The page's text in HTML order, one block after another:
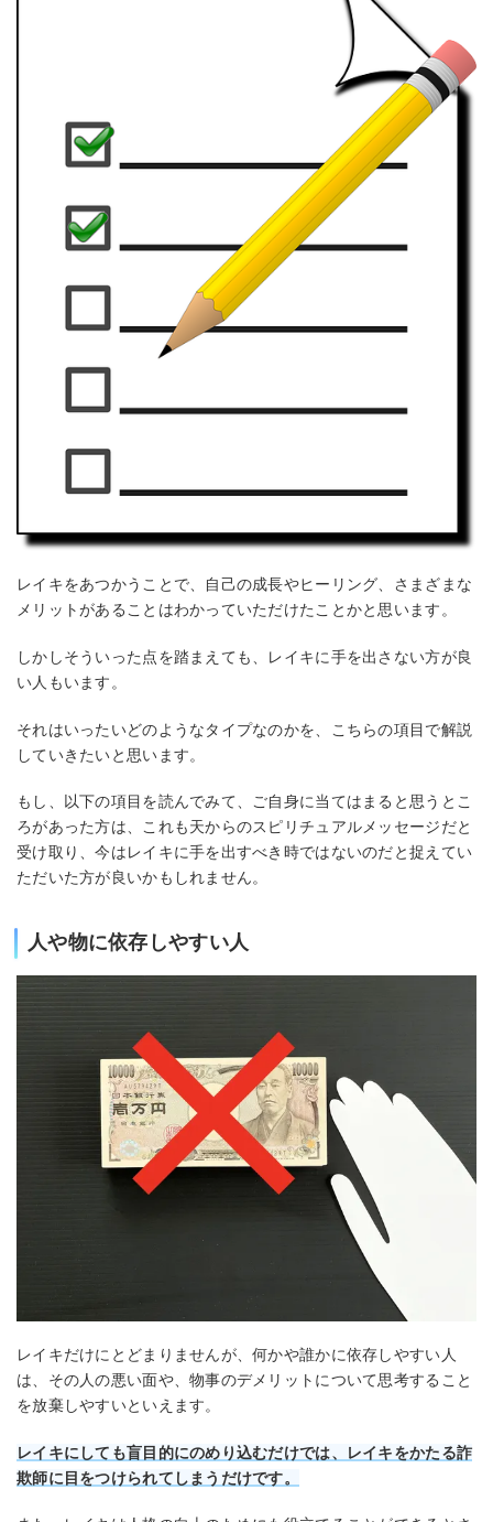
レイキをあつかうことで、自己の成長やヒーリング、さまざまな
メリットがあることはわかっていただけたことかと思います。
しかしそういった点を踏まえても、レイキに手を出さない方が良
い人もいます。
それはいったいどのようなタイプなのかを、こちらの項目で解説
していきたいと思います。
もし、以下の項目を読んでみて、ご自身に当てはまると思うとこ
ろがあった方は、これも天からのスピリチュアルメッセージだと
受け取り、今はレイキに手を出すべき時ではないのだと捉えてい
ただいた方が良いかもしれません。
人や物に依存しやすい人
レイキだけにとどまりませんが、何かや誰かに依存しやすい人
は、その人の悪い面や、物事のデメリットについて思考すること
を放棄しやすいといえます。
レイキにしても盲目的にのめり込むだけでは、レイキをかたる詐
欺師に目をつけられてしまうだけです。